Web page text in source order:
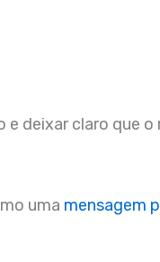
deixar claro que
uma mensagem